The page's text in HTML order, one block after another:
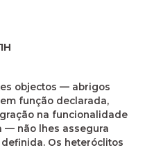
objectos — abrigos
função declarada,
na funcionalidade
— não lhes assegura
Os heteróclitos